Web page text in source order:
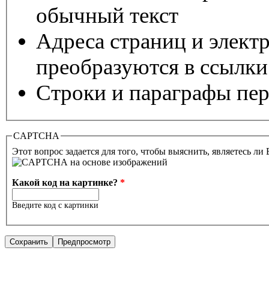
обычный текст
Адреса страниц и
преобразуются в
Строки и параграфы
CAPTCHA
Этот вопрос задается для того, чтобы выяснить, являетесь
Какой код на картинке? *
Введите код с картинки